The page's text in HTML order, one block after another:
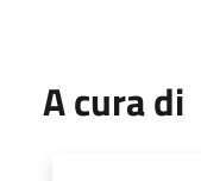
A cura di